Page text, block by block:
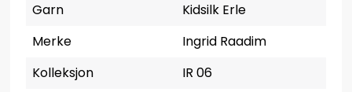
Garn
Kidsilk Erle
Merke
Ingrid Raadim
Kolleksjon
IR 06